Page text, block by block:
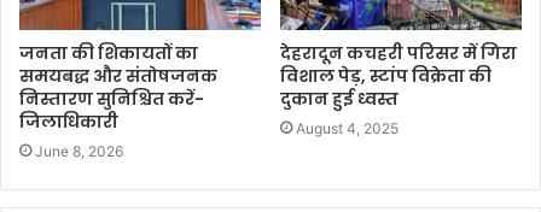
जनता की शिकायतों का
समयबद्ध और संतोषजनक
निस्तारण सुनिश्चित करें-
जिलाधिकारी
June 8, 2026
देहरादून कचहरी परिसर में गिरा
विशाल पेड़, स्टांप विक्रेता की
दुकान हुई ध्वस्त
August 4, 2025